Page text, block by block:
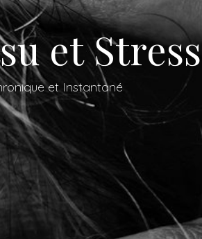
et Stress
et Instantané